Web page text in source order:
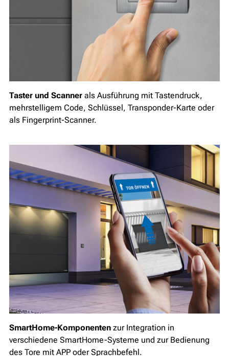
Taster und Scanner als Ausführung mit Tastendruck,
mehrstelligem Code, Schlüssel, Transponder-Karte oder
als Fingerprint-Scanner.
SmartHome-Komponenten zur Integration in
verschiedene SmartHome-Systeme und zur Bedienung
des Tore mit APP oder Sprachbefehl.